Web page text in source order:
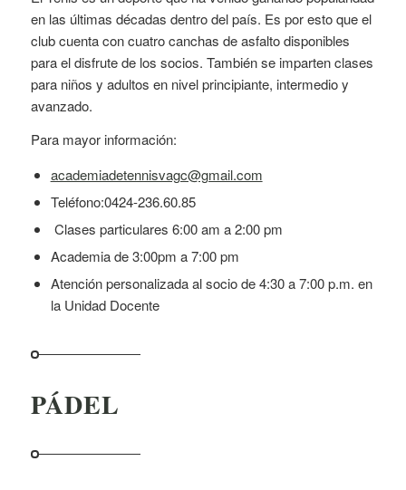
en las últimas décadas dentro del país. Es por esto que el
club cuenta con cuatro canchas de asfalto disponibles
para el disfrute de los socios. También se imparten clases
para niños y adultos en nivel principiante, intermedio y
avanzado.
Para mayor información:
academiadetennisvagc@gmail.com
Teléfono:0424-236.60.85
Clases particulares 6:00 am a 2:00 pm
Academia de 3:00pm a 7:00 pm
Atención personalizada al socio de 4:30 a 7:00 p.m. en
la Unidad Docente
PÁDEL